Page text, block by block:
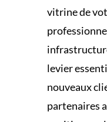
vitrine de
levier
nouveaux
partenaires